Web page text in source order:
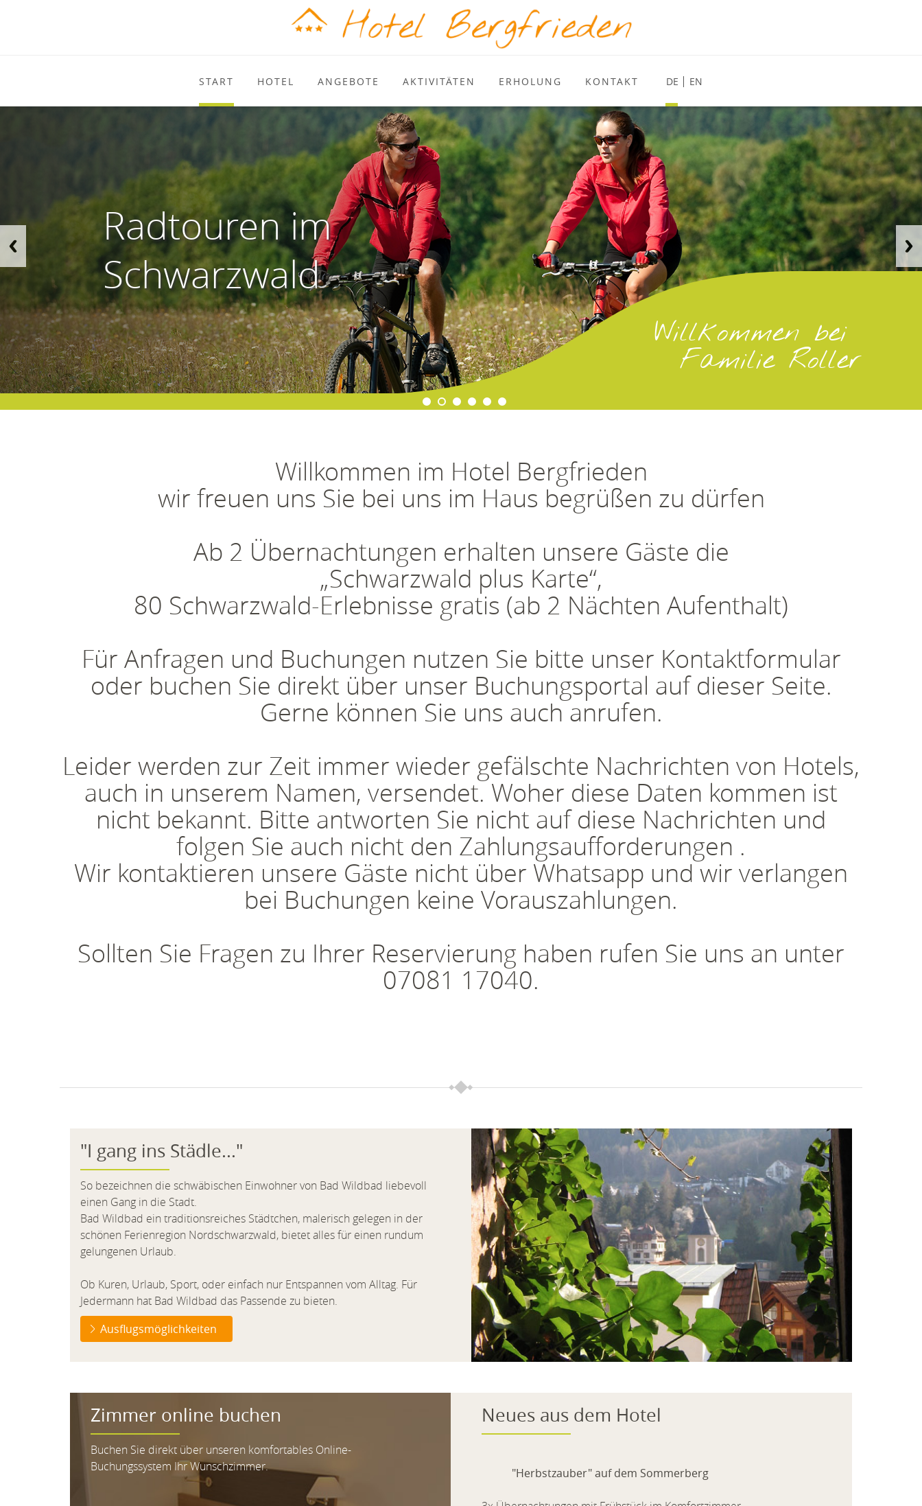
START HOTEL ANGEBOTE AKTIVITÄTEN ERHOLUNG KONTAKT DE EN
Radtouren im
Schwarzwald
1 2 3 4 5 6
Willkommen bei
Familie Roller
Willkommen im Hotel Bergfrieden
wir freuen uns Sie bei uns im Haus begrüßen zu dürfen
Ab 2 Übernachtungen erhalten unsere Gäste die
„Schwarzwald plus Karte“,
80 Schwarzwald-Erlebnisse gratis (ab 2 Nächten Aufenthalt)
Für Anfragen und Buchungen nutzen Sie bitte unser Kontaktformular
oder buchen Sie direkt über unser Buchungsportal auf dieser Seite.
Gerne können Sie uns auch anrufen.
Leider werden zur Zeit immer wieder gefälschte Nachrichten von Hotels,
auch in unserem Namen, versendet. Woher diese Daten kommen ist
nicht bekannt. Bitte antworten Sie nicht auf diese Nachrichten und
folgen Sie auch nicht den Zahlungsaufforderungen .
Wir kontaktieren unsere Gäste nicht über Whatsapp und wir verlangen
bei Buchungen keine Vorauszahlungen.
Sollten Sie Fragen zu Ihrer Reservierung haben rufen Sie uns an unter
07081 17040.
"I gang ins Städle..."
So bezeichnen die schwäbischen Einwohner von Bad Wildbad liebevoll
einen Gang in die Stadt.
Bad Wildbad ein traditionsreiches Städtchen, malerisch gelegen in der
schönen Ferienregion Nordschwarzwald, bietet alles für einen rundum
gelungenen Urlaub.
Ob Kuren, Urlaub, Sport, oder einfach nur Entspannen vom Alltag. Für
Jedermann hat Bad Wildbad das Passende zu bieten.
Ausflugsmöglichkeiten
Zimmer online buchen
Buchen Sie direkt über unseren komfortables Online-
Buchungssystem Ihr Wunschzimmer.
Neues aus dem Hotel
"Herbstzauber" auf dem Sommerberg